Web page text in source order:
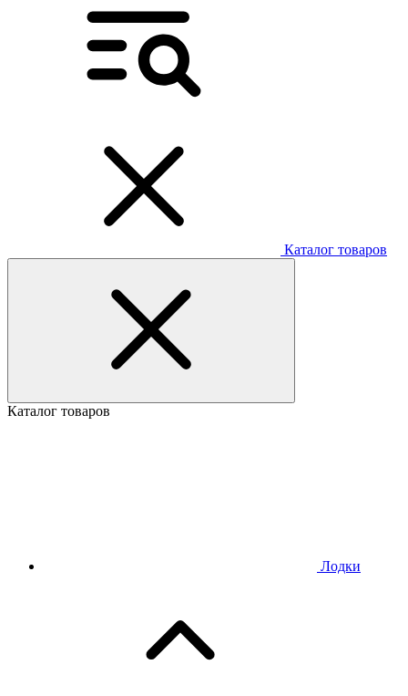
Каталог товаров
Каталог товаров
Лодки